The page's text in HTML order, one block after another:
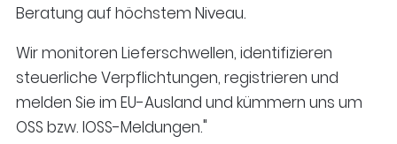
Beratung auf höchstem Niveau.
Wir monitoren Lieferschwellen, identifizieren
steuerliche Verpflichtungen, registrieren und
melden Sie im EU-Ausland und kümmern uns um
OSS bzw. IOSS-Meldungen."